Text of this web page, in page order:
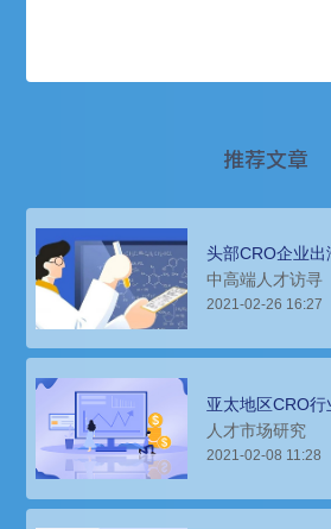
推荐文章
头部CRO企业
中高端人才访寻
2021-02-26 16:27
亚太地区CRO行
场环境分析
人才市场研究
2021-02-08 11:28